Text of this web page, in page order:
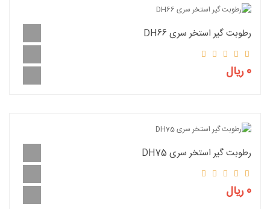
رطوبت گیر استخر سری DH66
0 ریال
رطوبت گیر استخر سری DH75
0 ریال